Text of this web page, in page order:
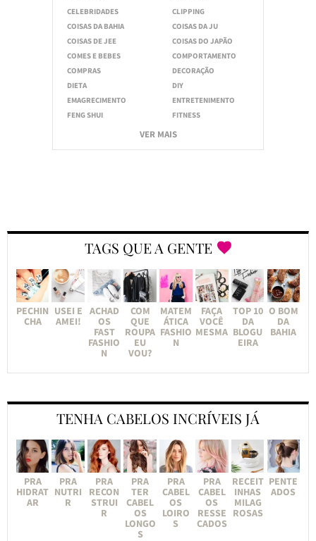
CELEBRIDADES
CLIPPING
COISAS DA BAHIA
COISAS DA JU
COISAS DE JEE
COISAS DO JAPÃO
COMES E BEBES
COMPORTAMENTO
COMPRAS
DECORAÇÃO
DIETA
DIY
EMAGRECIMENTO
ENTRETENIMENTO
FENG SHUI
FITNESS
VER MAIS
TAGS QUE A GENTE
PECHIN
CHA
USEI E
AMEI!
ACHAD
OS
FAST
FASHIO
N
COM
QUE
ROUPA
EU
VOU?
MATEM
ÁTICA
FASHIO
N
FAÇA
VOCÊ
MESMA
TOP 10
DA
BLOGU
EIRA
O BOM
DA
BAHIA
TENHA CABELOS INCRÍVEIS JÁ
PRA
HIDRAT
AR
PRA
NUTRI
R
PRA
RECON
STRUI
R
PRA
TER
CABEL
OS
LONGO
S
PRA
CABEL
OS
LOIRO
S
PRA
CABEL
OS
RESSE
CADOS
RECEIT
INHAS
MILAG
ROSAS
PENTE
ADOS